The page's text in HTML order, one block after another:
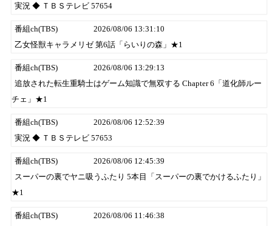
実況 ◆ ＴＢＳテレビ 57654
番組ch(TBS)
2026/08/06 13:31:10
乙女怪獣キャラメリゼ 第6話「らいりの森」★1
番組ch(TBS)
2026/08/06 13:29:13
追放された転生重騎士はゲーム知識で無双する Chapter 6「道化師ルー
チェ」★1
番組ch(TBS)
2026/08/06 12:52:39
実況 ◆ ＴＢＳテレビ 57653
番組ch(TBS)
2026/08/06 12:45:39
スーパーの裏でヤニ吸うふたり 5本目「スーパーの裏でかけるふたり」
★1
番組ch(TBS)
2026/08/06 11:46:38